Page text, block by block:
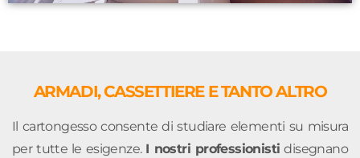
ARMADI, CASSETTIERE E TANTO ALTRO
Il cartongesso consente di studiare elementi su misura
per tutte le esigenze. I nostri professionisti disegnano